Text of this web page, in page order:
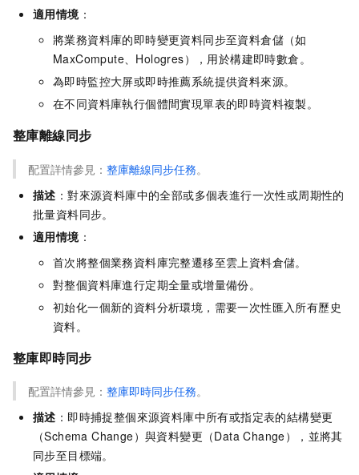
適用情境：
將業務資料庫的即時變更資料同步至資料倉儲（如
MaxCompute、Hologres），用於構建即時數倉。
為即時監控大屏或即時推薦系統提供資料來源。
在不同資料庫執行個體間實現單表的即時資料複製。
整庫離線同步
配置詳情參見： 整庫離線同步任務。
描述 ：對來源資料庫中的全部或多個表進行一次性或周期性的
批量資料同步。
適用情境：
首次將整個業務資料庫完整遷移至雲上資料倉儲。
對整個資料庫進行定期全量或增量備份。
初始化一個新的資料分析環境，需要一次性匯入所有歷史
資料。
整庫即時同步
配置詳情參見： 整庫即時同步任務。
描述 ：即時捕捉整個來源資料庫中所有或指定表的結構變更
（Schema Change）與資料變更（Data Change），並將其
同步至目標端。